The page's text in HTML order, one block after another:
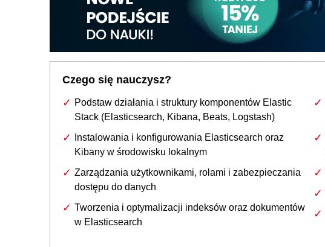
Czego się nauczysz?
Podstaw działania i struktury komponentów Elastic
Stack (Elasticsearch, Kibana, Beats, Logstash)
Instalowania i konfigurowania Elasticsearch oraz
Kibany w środowisku lokalnym
Zarządzania użytkownikami, rolami i zabezpieczania
dostępu do danych
Tworzenia i optymalizacji indeksów oraz dokumentów
w Elasticsearch